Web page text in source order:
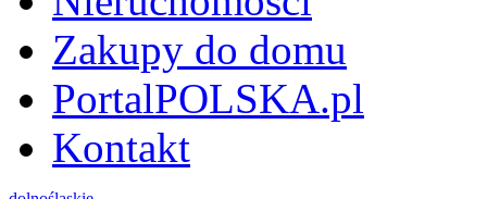
Zakupy do domu
PortalPOLSKA.pl
Kontakt